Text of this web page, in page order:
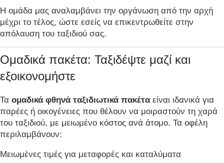
Η ομάδα μας αναλαμβάνει την οργάνωση από την αρχή
μέχρι το τέλος, ώστε εσείς να επικεντρωθείτε στην
απόλαυση του ταξιδιού σας.
Ομαδικά πακέτα: Ταξιδέψτε μαζί και
εξοικονομήστε
Τα ομαδικά φθηνά ταξιδιωτικά πακέτα είναι ιδανικά για
παρέες ή οικογένειες που θέλουν να μοιραστούν τη χαρά
του ταξιδιού, με μειωμένο κόστος ανά άτομο. Τα οφέλη
περιλαμβάνουν:
Μειωμένες τιμές για μεταφορές και καταλύματα